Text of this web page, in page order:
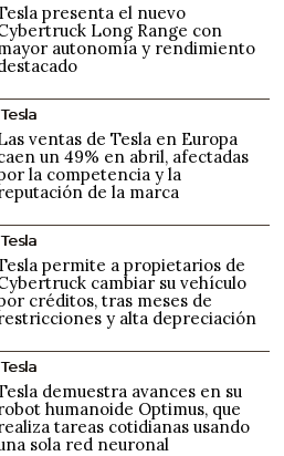
presenta el nuevo
Long Range con
autonomía y rendimiento
Tesla
ventas de Tesla en Europa
un 49% en abril, afectadas
la competencia y la
de la marca
Tesla
permite a propietarios de
cambiar su vehículo
créditos, tras meses de
y alta depreciación
Tesla
demuestra avances en su
humanoide Optimus, que
tareas cotidianas usando
sola red neuronal